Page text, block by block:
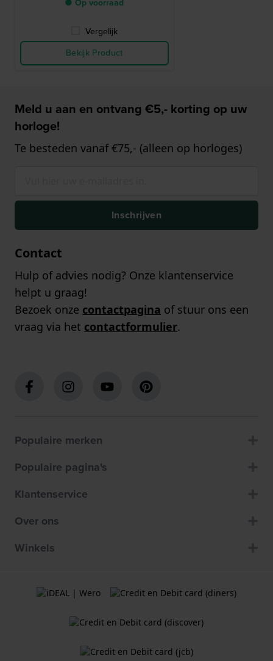
● Op voorraad
Vergelijk
Bekijk Product
Meld u aan en ontvang €5,- korting op uw
horloge!
Te besteden vanaf €75,- (alleen op horloges)
Inschrijven
Contact
Hulp of advies nodig? Onze klantenservice
helpt u graag!
Bezoek onze contactpagina of stuur ons een
vraag via het contactformulier.
Populaire merken
Populaire pagina's
Klantenservice
Over ons
Winkels